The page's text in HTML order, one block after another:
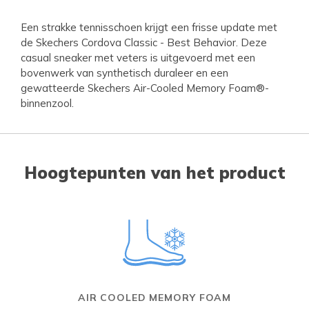
Een strakke tennisschoen krijgt een frisse update met
de Skechers Cordova Classic - Best Behavior. Deze
casual sneaker met veters is uitgevoerd met een
bovenwerk van synthetisch duraleer en een
gewatteerde Skechers Air-Cooled Memory Foam®-
binnenzool.
Hoogtepunten van het product
AIR COOLED MEMORY FOAM